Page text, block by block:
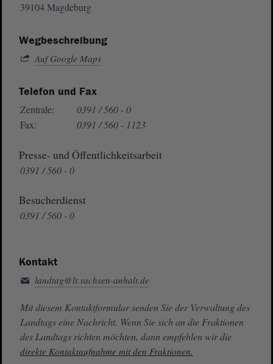
39104 Magdeburg
Wegbeschreibung
Auf Google Maps
Telefon und Fax
Zentrale:
0391 / 560 - 0
Fax:
0391 / 560 - 1123
Presse- und Öffentlichkeitsarbeit
0391 / 560 - 0
Besucherdienst
0391 / 560 - 0
Kontakt
landtag@lt.sachsen-anhalt.de
Mit diesem Kontaktformular senden Sie der Verwaltung des
Landtags eine Nachricht. Wenn Sie sich an die Fraktionen
des Landtags richten möchten, dann empfehlen wir die
direkte Kontaktaufnahme mit den Fraktionen.